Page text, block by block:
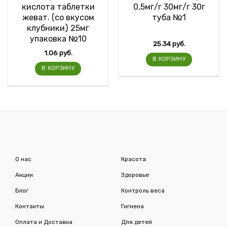
кислота таблетки
жеват. (со вкусом
клубники) 25мг
упаковка №10
1.06руб.
В КОРЗИНУ
0,5мг/г 30мг/г 30г
туба №1
25.34руб.
В КОРЗИНУ
О нас
Акции
Блог
Контакты
Оплата и Доставка
Красота
Здоровье
Контроль веса
Гигиена
Для детей